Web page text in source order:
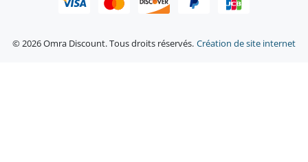
© 2026 Omra Discount. Tous droits réservés. Création de site internet